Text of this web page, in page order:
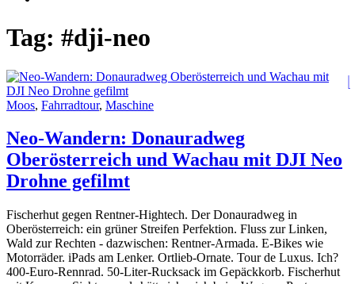
Tag: #dji-neo
Moos, Fahrradtour, Maschine
Neo-Wandern: Donauradweg
Oberösterreich und Wachau mit DJI Neo
Drohne gefilmt
Fischerhut gegen Rentner-Hightech. Der Donauradweg in
Oberösterreich: ein grüner Streifen Perfektion. Fluss zur Linken,
Wald zur Rechten - dazwischen: Rentner-Armada. E-Bikes wie
Motorräder. iPads am Lenker. Ortlieb-Ornate. Tour de Luxus. Ich?
400-Euro-Rennrad. 50-Liter-Rucksack im Gepäckkorb. Fischerhut